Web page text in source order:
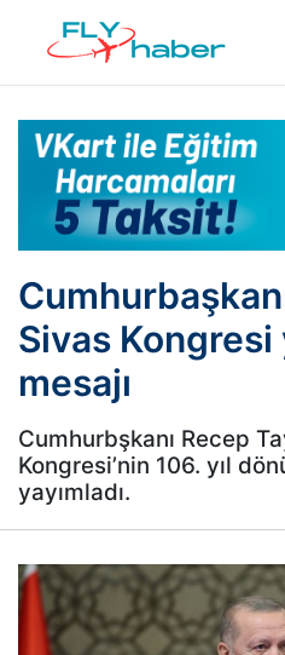
Sivas Kongresi
mesajı
Cumhurbşkanı Recep
Kongresi’nin 106. yıl
yayımladı.